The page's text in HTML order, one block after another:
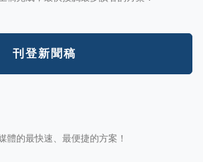
刊登新聞稿
體的最快速、最便捷的方案！